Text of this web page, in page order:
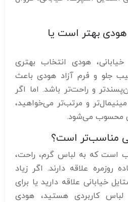
بهتر است یا
هودی انتخاب بهتری
جلو و فرم آزاد هودی باعث
و راحت‌تر باشد. اما اگر
و مرتب‌تر می‌خواهید،
محسوب می‌شود.
مناسب‌تر است؟
است که به لباس گرم، راحت،
علاقه دارند. اگر زیاد
خیابانی علاقه دارید یا برای
لباس کاربردی هستید، هودی